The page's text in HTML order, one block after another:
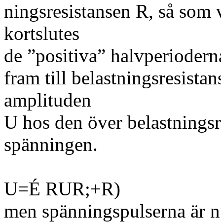
ningsresistansen R, så
kortslutes
de ”positiva”
fram till
amplituden
U hos den över
spänningen.
U=É RUR;+R)
men spänningspulserna